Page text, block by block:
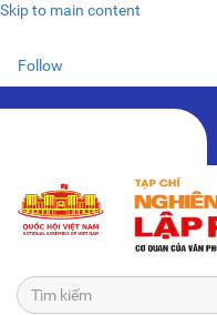
Skip to main content
Follow